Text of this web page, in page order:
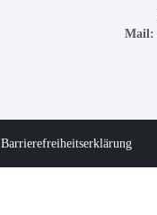
Mail:
Barrierefreiheitserklärung